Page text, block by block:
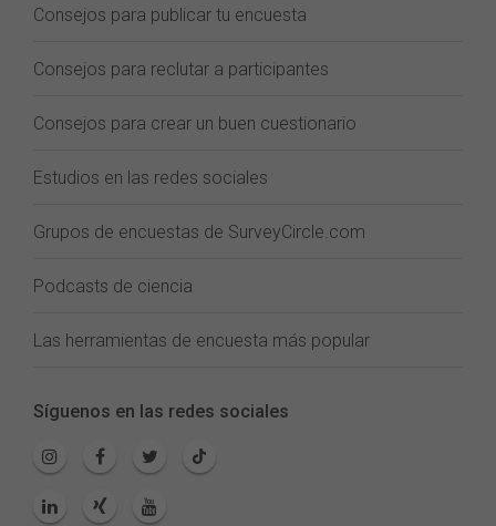
Consejos para publicar tu encuesta
Consejos para reclutar a participantes
Consejos para crear un buen cuestionario
Estudios en las redes sociales
Grupos de encuestas de SurveyCircle.com
Podcasts de ciencia
Las herramientas de encuesta más popular
Síguenos en las redes sociales